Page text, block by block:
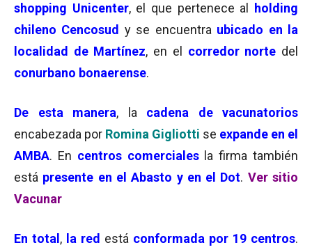
shopping Unicenter, el que pertenece al
holding
chileno Cencosud y se encuentra ubicado en la
localidad de Martínez, en el corredor norte del
conurbano bonaerense.
De esta manera, la cadena de vacunatorios
encabezada por Romina Gigliotti se expande en el
AMBA. En centros comerciales la firma también
está presente en el Abasto y en el Dot. Ver sitio
Vacunar
En total , la red está conformada por 19 centros.